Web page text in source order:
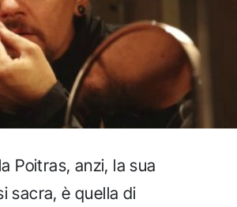
Poitras, anzi, la sua
sacra, è quella di